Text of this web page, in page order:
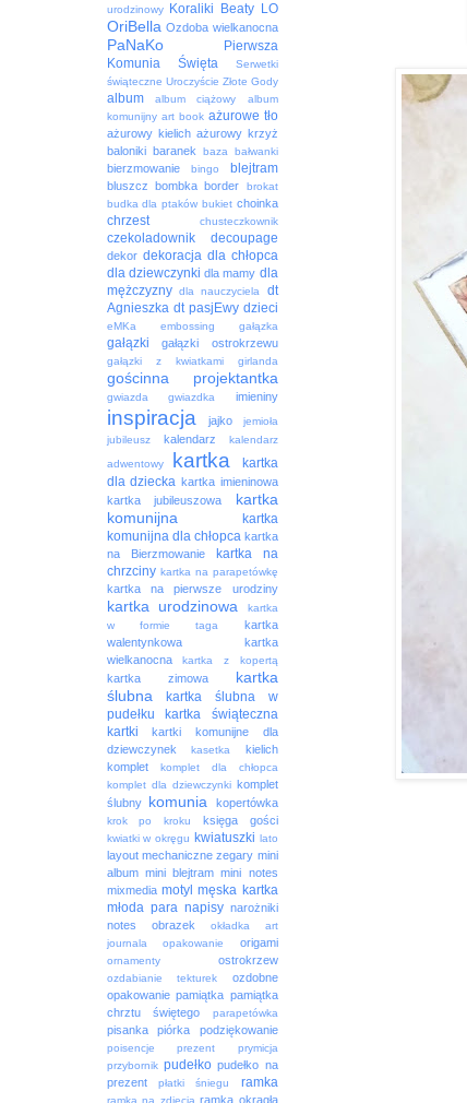
urodzinowy
Koraliki Beaty LO
OriBella Ozdoba wielkanocna
PaNaKo
Pierwsza
Komunia Święta
Serwetki
świąteczne Uroczyście Złote Gody
album album ciążowy
album
komunijny art book ażurowe tło
ażurowy kielich ażurowy krzyż
baloniki
baranek baza bałwanki
bierzmowanie bingo blejtram
bluszcz bombka border
brokat
budka dla ptaków bukiet choinka
chrzest chusteczkownik
czekoladownik decoupage
dekor dekoracja dla chłopca
dla dziewczynki dla mamy dla
mężczyzny dla nauczyciela
dt
Agnieszka dt pasjEwy dzieci
eMKa embossing gałązka
gałązki gałązki ostrokrzewu
gałązki z kwiatkami girlanda
gościnna projektantka
gwiazda gwiazdka imieniny
inspiracja jajko
jemioła
jubileusz
kalendarz
kalendarz
adwentowy
kartka
kartka
dla dziecka kartka imieninowa
kartka jubileuszowa
kartka
komunijna
kartka
komunijna dla chłopca kartka
na Bierzmowanie
kartka na
chrzciny kartka na parapetówkę
kartka na pierwsze urodziny
kartka urodzinowa
kartka
w formie taga
kartka
walentynkowa
kartka
wielkanocna
kartka z kopertą
kartka zimowa
kartka
ślubna
kartka ślubna w
pudełku
kartka świąteczna
kartki
kartki komunijne dla
dziewczynek
kasetka
kielich
komplet
komplet dla chłopca
komplet dla dziewczynki komplet
ślubny
komunia kopertówka
krok po kroku księga gości
kwiatki w okręgu kwiatuszki lato
layout mechaniczne zegary mini
album mini blejtram mini notes
mixmedia motyl męska kartka
młoda para napisy narożniki
notes
obrazek
okładka art
journala
opakowanie origami
ornamenty ostrokrzew
ozdabianie tekturek
ozdobne
opakowanie pamiątka pamiątka
chrztu świętego
parapetówka
pisanka piórka podziękowanie
poisencje prezent
prymicja
przybornik pudełko pudełko na
prezent
płatki śniegu ramka
ramka na zdjęcia ramka okrągła